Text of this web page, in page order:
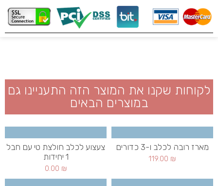
לקוחות שקנו את המוצר הזה התעניינו גם
במוצרים הבאים
מארז רובה לכלב ו-3 כדורים
119.00 ₪
צעצוע לכלב חולצת טי עם חבל
1 יחידות
0.00 ₪